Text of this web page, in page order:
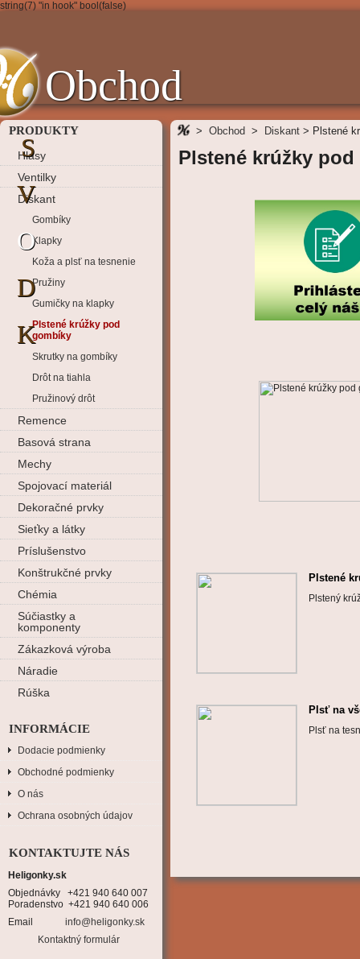
string(7) "in hook" bool(false)
Obchod
PRODUKTY
Hlasy
Ventilky
Diskant
Gombíky
Klapky
Koža a plsť na tesnenie
Pružiny
Gumičky na klapky
Plstené krúžky pod
gombíky
Skrutky na gombíky
Drôt na tiahla
Pružinový drôt
Remence
Basová strana
Mechy
Spojovací materiál
Dekoračné prvky
Sieťky a látky
Príslušenstvo
Konštrukčné prvky
Chémia
Súčiastky a
komponenty
Zákazková výroba
Náradie
Rúška
INFORMÁCIE
Dodacie podmienky
Obchodné podmienky
O nás
Ochrana osobných údajov
S
V
O
D
K
KONTAKTUJTE NÁS
Heligonky.sk
Objednávky   +421 940 640 007
Poradenstvo  +421 940 640 006
Email
info@heligonky.sk
Kontaktný formulár
> Obchod > Diskant > Plstené
Plstené krúžky
Plstené
Plstený
Plsť na
Plsť na